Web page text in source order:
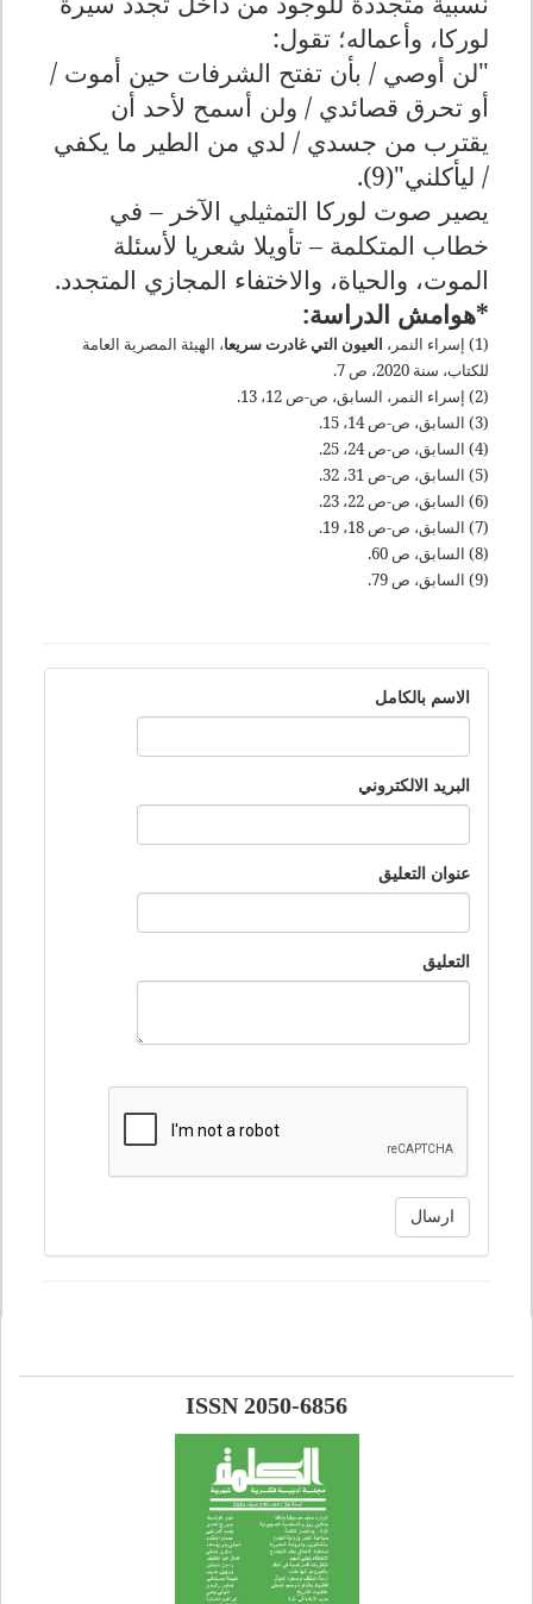
لوركا، وأعماله؛ تقول:
"لن أوصي / بأن تفتح الشرفات حين أموت /
أو تحرق قصائدي / ولن أسمح لأحد أن
يقترب من جسدي / لدي من الطير ما يكفي
/ ليأكلني"(9).
يصير صوت لوركا التمثيلي الآخر – في
خطاب المتكلمة – تأويلا شعريا لأسئلة
الموت، والحياة، والاختفاء المجازي المتجدد.
*هوامش الدراسة:
(1) إسراء النمر، العيون التي غادرت سريعا، الهيئة المصرية العامة
للكتاب، سنة 2020، ص 7.
(2) إسراء النمر، السابق، ص-ص 12، 13.
(3) السابق، ص-ص 14، 15.
(4) السابق، ص-ص 24، 25.
(5) السابق، ص-ص 31، 32.
(6) السابق، ص-ص 22، 23.
(7) السابق، ص-ص 18، 19.
(8) السابق، ص 60.
(9) السابق، ص 79.
الاسم بالكامل
البريد الالكتروني
عنوان التعليق
التعليق
ارسال
ISSN 2050-6856